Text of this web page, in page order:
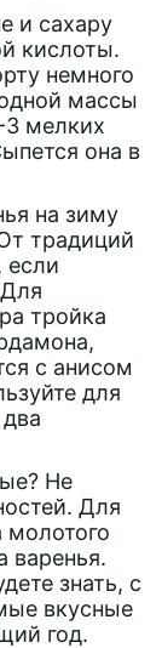
и сахару
кислоты.
немного
массы
3 мелких
она в
на зиму
традиций
если
тройка
с анисом
для
Не
Для
молотого
варенья.
знать, с
вкусные
год.